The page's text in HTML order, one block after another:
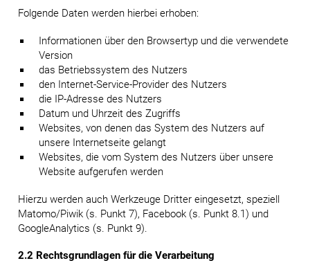
Folgende Daten werden hierbei erhoben:
Informationen über den Browsertyp und die verwendete
Version
das Betriebssystem des Nutzers
den Internet-Service-Provider des Nutzers
die IP-Adresse des Nutzers
Datum und Uhrzeit des Zugriffs
Websites, von denen das System des Nutzers auf
unsere Internetseite gelangt
Websites, die vom System des Nutzers über unsere
Website aufgerufen werden
Hierzu werden auch Werkzeuge Dritter eingesetzt, speziell
Matomo/Piwik (s. Punkt 7), Facebook (s. Punkt 8.1) und
GoogleAnalytics (s. Punkt 9).
2.2 Rechtsgrundlagen für die Verarbeitung